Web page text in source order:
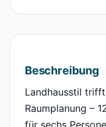
Beschreibung
Landhausstil
Raumplanung –